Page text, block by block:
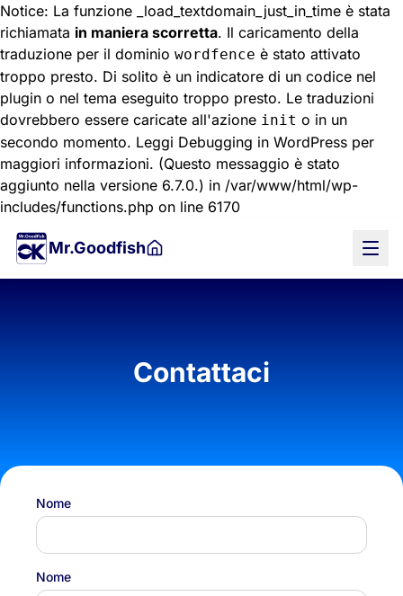
Notice: La funzione _load_textdomain_just_in_time è stata
richiamata in maniera scorretta. Il caricamento della
traduzione per il dominio wordfence è stato attivato
troppo presto. Di solito è un indicatore di un codice nel
plugin o nel tema eseguito troppo presto. Le traduzioni
dovrebbero essere caricate all'azione init o in un
secondo momento. Leggi Debugging in WordPress per
maggiori informazioni. (Questo messaggio è stato
aggiunto nella versione 6.7.0.) in /var/www/html/wp-
includes/functions.php on line 6170Vai
Mr.Goodfish
Contattaci
Nome
Nome